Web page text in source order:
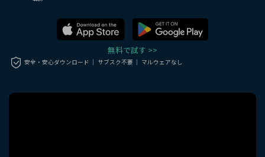
動画編集のコツ
カスタマーサポート
ブランド紹介
購入する ログイン
無料で試す >>
安全・安心ダウンロード ｜ サブスク不要 ｜ マルウェアなし